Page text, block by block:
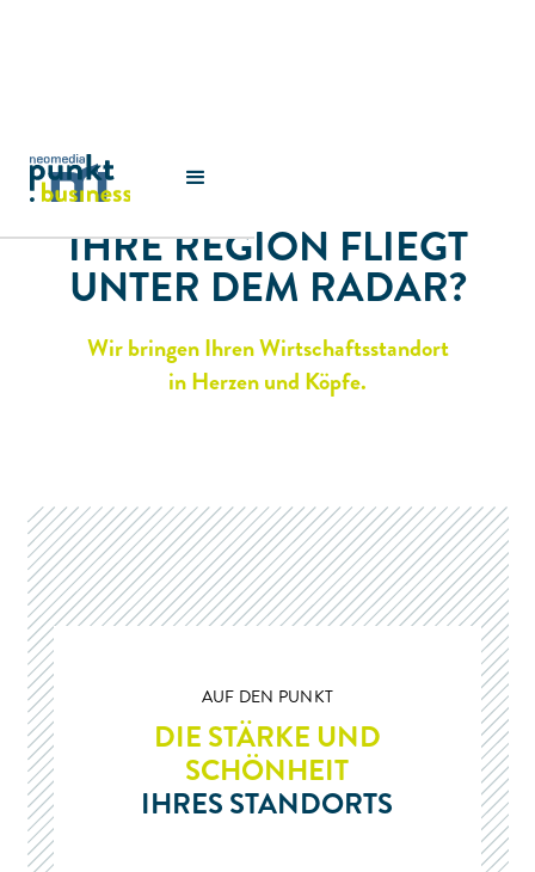
IHRE REGION FLIEGT
UNTER DEM RADAR?
DURCHSTARTEN
Wir bringen Ihren Wirtschaftsstandort
in Herzen und Köpfe.
AUF DEN PUNKT
DIE STÄRKE UND
SCHÖNHEIT
IHRES STANDORTS